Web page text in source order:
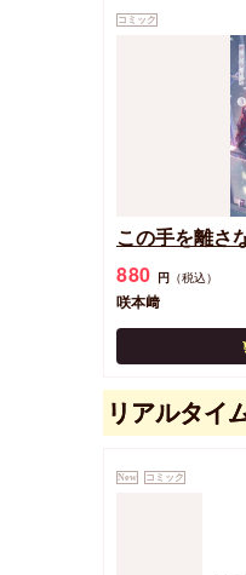
コミック
この手を離さ
880 円 （税込）
咲本﨑
リアルタイ
New コミック